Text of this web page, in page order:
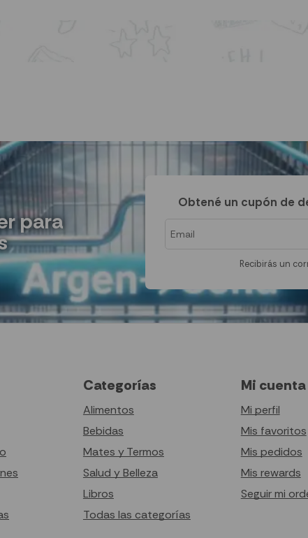
para
Obtené un cupón de
Recibirás un
Categorías
Alimentos
Bebidas
Mates y Termos
Salud y Belleza
Libros
Todas las categorías
Mi cuenta
Mi perfil
Mis favoritos
Mis pedidos
Mis rewards
Seguir mi